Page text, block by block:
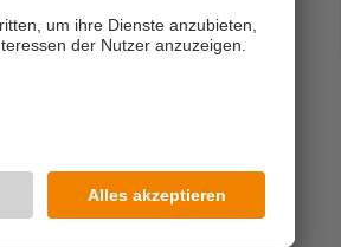
und harter US-
von Rohöl, sondern
Folgen für den